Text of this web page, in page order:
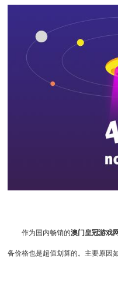
作为国内畅销的澳门皇冠游戏
备价格也是超值划算的。主要原因